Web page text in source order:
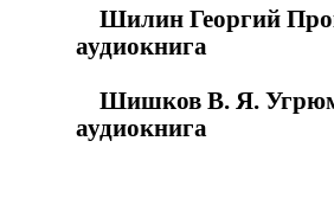
Шилин Георгий
аудиокнига
Шишков В. Я.
аудиокнига